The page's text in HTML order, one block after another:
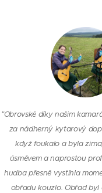
"Obrovské díky našim
za nádherný kytarový
když foukalo a byla
úsměvem a naprostou
hudba přesně vystihla
obřadu kouzlo. Obřad byl